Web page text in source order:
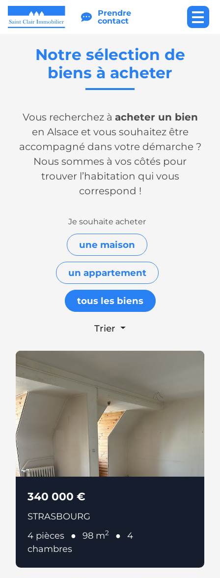
Prendre
contact
Notre sélection de
biens à acheter
Vous recherchez à acheter un bien
en Alsace et vous souhaitez être
accompagné dans votre démarche ?
Nous sommes à vos côtés pour
trouver l’habitation qui vous
correspond !
Je souhaite acheter
une maison
un appartement
tous les biens
Trier
340 000 €
STRASBOURG
4 pièces
98 m2
4
chambres